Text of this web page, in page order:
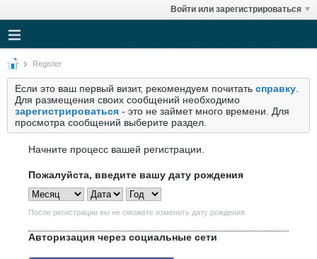
Войти или зарегистрироваться
Register
Если это ваш первый визит, рекомендуем почитать справку
Для размещения своих сообщений необходимо
зарегистрироваться - это не займет много времени. Для
просмотра сообщений выберите раздел.
Начните процесс вашей регистрации.
Пожалуйста, введите вашу дату рождения
После регистрации вы не сможете изменить дату рождения.
Авторизация через социальные сети